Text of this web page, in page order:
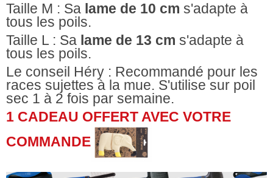
Taille M : Sa lame de 10 cm s'adapte à
tous les poils.
Taille L : Sa lame de 13 cm s'adapte à
tous les poils.
Le conseil Héry : Recommandé pour les
races sujettes à la mue. S'utilise sur poil
sec 1 à 2 fois par semaine.
1 CADEAU OFFERT AVEC VOTRE
COMMANDE